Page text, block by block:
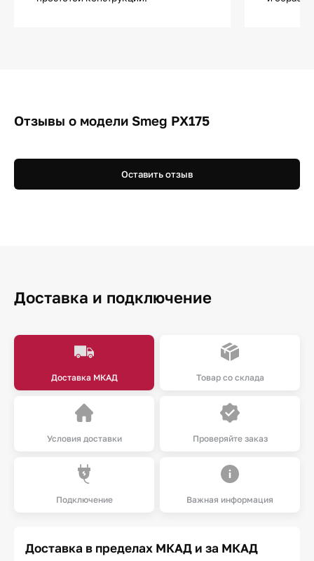
Отзывы о модели Smeg PX175
Оставить отзыв
Доставка и подключение
Доставка МКАД Товар со склада
Условия доставки Проверяйте заказ
Подключение Важная информация
Доставка в пределах МКАД и за МКАД